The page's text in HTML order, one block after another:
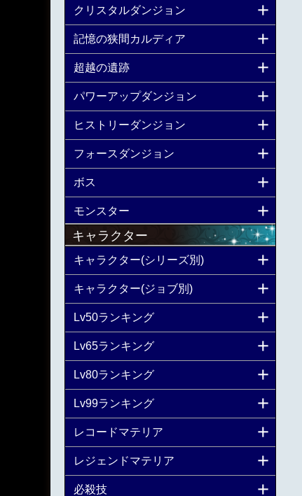
クリスタルダンジョン
記憶の狭間カルディア
超越の遺跡
パワーアップダンジョン
ヒストリーダンジョン
フォースダンジョン
ボス
モンスター
キャラクター
キャラクター(シリーズ別)
キャラクター(ジョブ別)
Lv50ランキング
Lv65ランキング
Lv80ランキング
Lv99ランキング
レコードマテリア
レジェンドマテリア
必殺技